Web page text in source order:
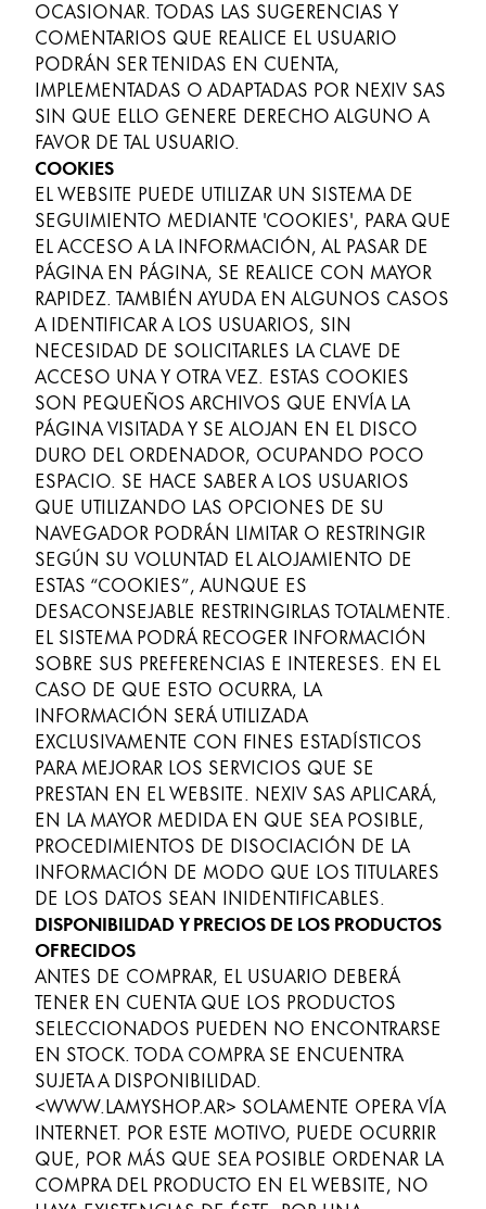
OCASIONAR. TODAS LAS SUGERENCIAS Y
COMENTARIOS QUE REALICE EL USUARIO
PODRÁN SER TENIDAS EN CUENTA,
IMPLEMENTADAS O ADAPTADAS POR NEXIV SAS
SIN QUE ELLO GENERE DERECHO ALGUNO A
FAVOR DE TAL USUARIO.
COOKIES
EL WEBSITE PUEDE UTILIZAR UN SISTEMA DE
SEGUIMIENTO MEDIANTE 'COOKIES', PARA QUE
EL ACCESO A LA INFORMACIÓN, AL PASAR DE
PÁGINA EN PÁGINA, SE REALICE CON MAYOR
RAPIDEZ. TAMBIÉN AYUDA EN ALGUNOS CASOS
A IDENTIFICAR A LOS USUARIOS, SIN
NECESIDAD DE SOLICITARLES LA CLAVE DE
ACCESO UNA Y OTRA VEZ. ESTAS COOKIES
SON PEQUEÑOS ARCHIVOS QUE ENVÍA LA
PÁGINA VISITADA Y SE ALOJAN EN EL DISCO
DURO DEL ORDENADOR, OCUPANDO POCO
ESPACIO. SE HACE SABER A LOS USUARIOS
QUE UTILIZANDO LAS OPCIONES DE SU
NAVEGADOR PODRÁN LIMITAR O RESTRINGIR
SEGÚN SU VOLUNTAD EL ALOJAMIENTO DE
ESTAS “COOKIES”, AUNQUE ES
DESACONSEJABLE RESTRINGIRLAS TOTALMENTE.
EL SISTEMA PODRÁ RECOGER INFORMACIÓN
SOBRE SUS PREFERENCIAS E INTERESES. EN EL
CASO DE QUE ESTO OCURRA, LA
INFORMACIÓN SERÁ UTILIZADA
EXCLUSIVAMENTE CON FINES ESTADÍSTICOS
PARA MEJORAR LOS SERVICIOS QUE SE
PRESTAN EN EL WEBSITE. NEXIV SAS APLICARÁ,
EN LA MAYOR MEDIDA EN QUE SEA POSIBLE,
PROCEDIMIENTOS DE DISOCIACIÓN DE LA
INFORMACIÓN DE MODO QUE LOS TITULARES
DE LOS DATOS SEAN INIDENTIFICABLES.
DISPONIBILIDAD Y PRECIOS DE LOS PRODUCTOS
OFRECIDOS
ANTES DE COMPRAR, EL USUARIO DEBERÁ
TENER EN CUENTA QUE LOS PRODUCTOS
SELECCIONADOS PUEDEN NO ENCONTRARSE
EN STOCK. TODA COMPRA SE ENCUENTRA
SUJETA A DISPONIBILIDAD.
<WWW.LAMYSHOP.AR> SOLAMENTE OPERA VÍA
INTERNET. POR ESTE MOTIVO, PUEDE OCURRIR
QUE, POR MÁS QUE SEA POSIBLE ORDENAR LA
COMPRA DEL PRODUCTO EN EL WEBSITE, NO